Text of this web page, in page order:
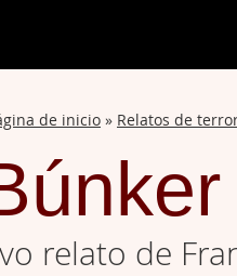
de inicio » Relatos de
relato de